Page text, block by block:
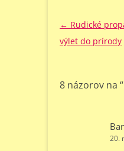
Navigácia
článkami
← Rudické
výlet do prírody
8 názorov na “
20.